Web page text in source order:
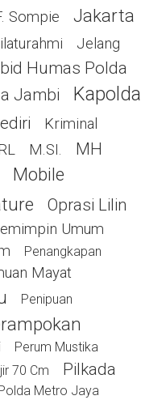
Sompie
Jakarta
Jelang
Humas Polda
Jambi
Kapolda
Kriminal
M.SI. MH
Mobile
Oprasi Lilin
Umum
Penangkapan
Mayat
Penipuan
Perum Mustika
70 Cm
Pilkada
Metro Jaya